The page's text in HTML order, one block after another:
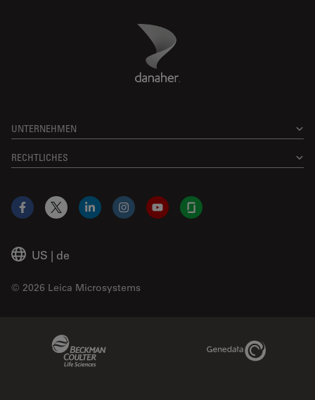
Danaher Logo
UNTERNEHMEN
RECHTLICHES
US | de
© 2026 Leica Microsystems
Facebook
X LinkedInInstagramYouTubeGlassdoor
Genedata Link